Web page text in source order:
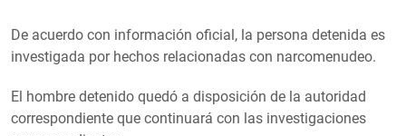
De acuerdo con información oficial, la persona detenida es
investigada por hechos relacionadas con narcomenudeo.
El hombre detenido quedó a disposición de la autoridad
correspondiente que continuará con las investigaciones